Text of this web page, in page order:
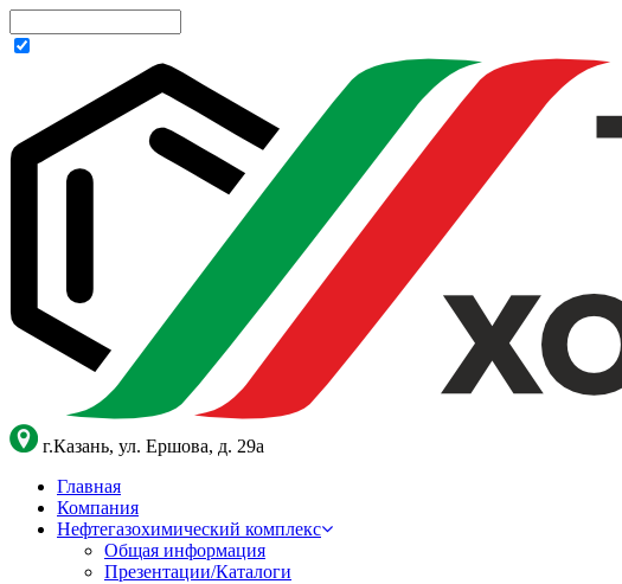
г.Казань, ул. Ершова, д. 29а
Главная
Компания
Нефтегазохимический комплекс
Общая информация
Презентации/Каталоги